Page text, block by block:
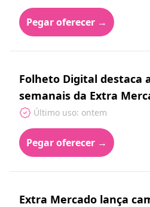
Pegar oferecer →
Folheto Digital destaca
semanais da Extra
Último uso: ontem
Pegar oferecer →
Extra Mercado lança